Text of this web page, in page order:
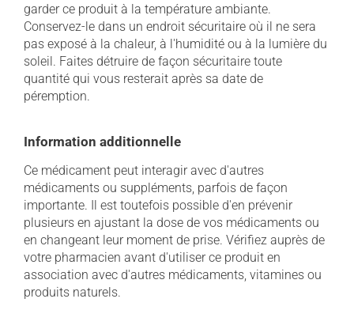
garder ce produit à la température ambiante.
Conservez-le dans un endroit sécuritaire où il ne sera
pas exposé à la chaleur, à l'humidité ou à la lumière du
soleil. Faites détruire de façon sécuritaire toute
quantité qui vous resterait après sa date de
péremption.
Information additionnelle
Ce médicament peut interagir avec d'autres
médicaments ou suppléments, parfois de façon
importante. Il est toutefois possible d'en prévenir
plusieurs en ajustant la dose de vos médicaments ou
en changeant leur moment de prise. Vérifiez auprès de
votre pharmacien avant d'utiliser ce produit en
association avec d'autres médicaments, vitamines ou
produits naturels.